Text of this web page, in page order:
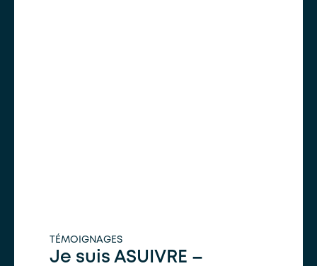
TÉMOIGNAGES
Je suis ASUIVRE –